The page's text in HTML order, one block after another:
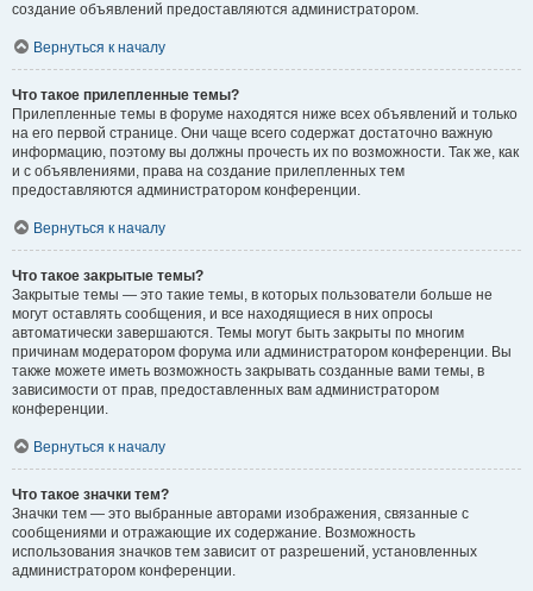
создание объявлений предоставляются администратором.
Вернуться к началу
Что такое прилепленные темы?
Прилепленные темы в форуме находятся ниже всех объявлений и только
на его первой странице. Они чаще всего содержат достаточно важную
информацию, поэтому вы должны прочесть их по возможности. Так же, как
и с объявлениями, права на создание прилепленных тем
предоставляются администратором конференции.
Вернуться к началу
Что такое закрытые темы?
Закрытые темы — это такие темы, в которых пользователи больше не
могут оставлять сообщения, и все находящиеся в них опросы
автоматически завершаются. Темы могут быть закрыты по многим
причинам модератором форума или администратором конференции. Вы
также можете иметь возможность закрывать созданные вами темы, в
зависимости от прав, предоставленных вам администратором
конференции.
Вернуться к началу
Что такое значки тем?
Значки тем — это выбранные авторами изображения, связанные с
сообщениями и отражающие их содержание. Возможность
использования значков тем зависит от разрешений, установленных
администратором конференции.